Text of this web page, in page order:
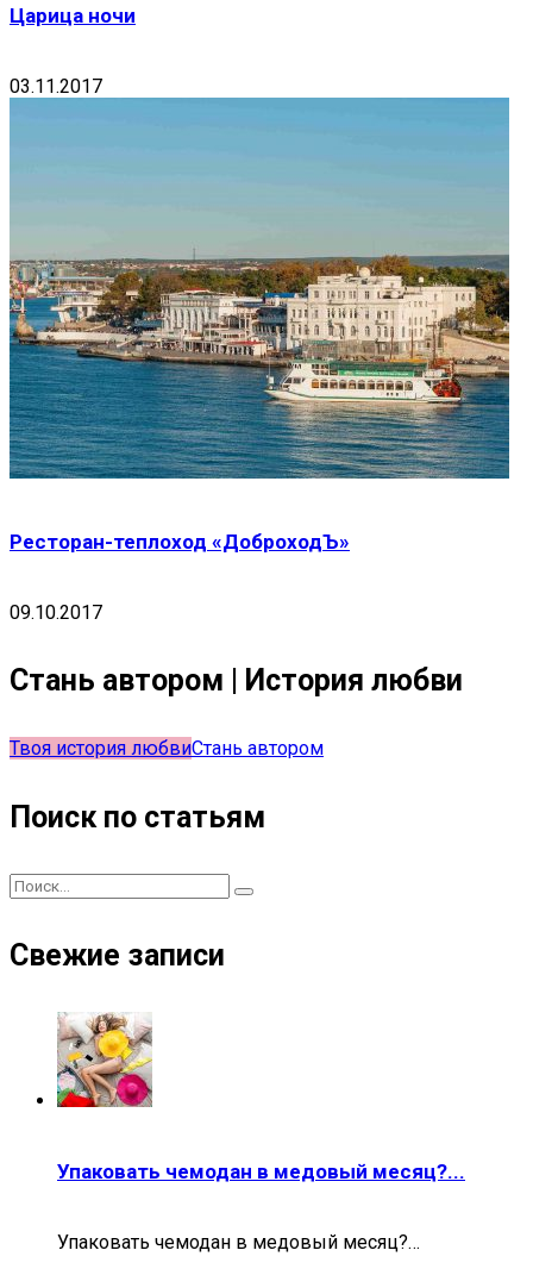
Царица ночи
03.11.2017
Ресторан-теплоход «ДоброходЪ»
09.10.2017
Стань автором | История любви
Твоя история любвиСтань автором
Поиск по статьям
Свежие записи
Упаковать чемодан в медовый месяц?...
Упаковать чемодан в медовый месяц?…